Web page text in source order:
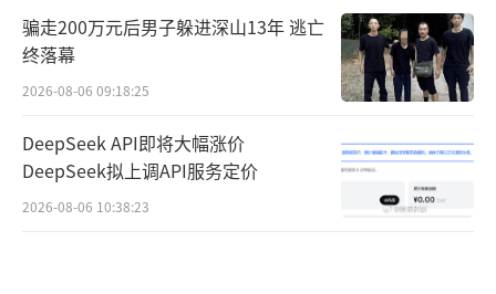
骗走200万元后男子躲进深山13年 逃亡
终落幕
2026-08-06 09:18:25
DeepSeek API即将大幅涨价
DeepSeek拟上调API服务定价
2026-08-06 10:38:23